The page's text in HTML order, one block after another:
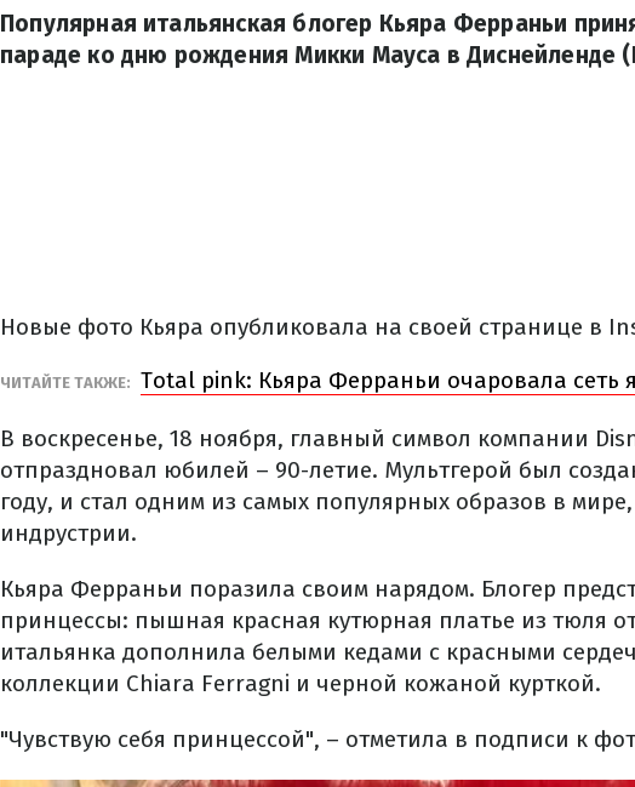
Популярная итальянская блогер Кьяра Ферраньи
параде ко дню рождения Микки Мауса в Диснейленде
Новые фото Кьяра опубликовала на своей странице в
ЧИТАЙТЕ ТАКЖЕ: Total pink: Кьяра Ферраньи очаровала сеть
В воскресенье, 18 ноября, главный символ компании
отпраздновал юбилей – 90-летие. Мультгерой был
году, и стал одним из самых популярных образов в
индрустрии.
Кьяра Ферраньи поразила своим нарядом. Блогер
принцессы: пышная красная кутюрная платье из тюля
итальянка дополнила белыми кедами с красными
коллекции Chiara Ferragni и черной кожаной курткой.
"Чувствую себя принцессой", – отметила в подписи к